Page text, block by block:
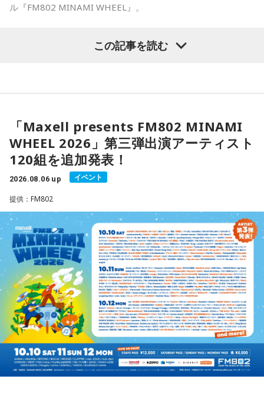
頑張ることが当たり前になっているなら、今日は少し力を抜
が見えてきます。今日は仕事を早めに切り上げて好きなこと
の大切なサイン。無理に答えを出さず、本音を大切にしてみ
て。夜は「本当はどうしたい？」と自分に問いかけてみまし
ょう。今日はスマホから離れて、好きな音楽や香りと一緒に
ゆっくり過ごしましょう。
今日は火星にバーテックスというポイントが重なる日。運命
に導かれ、新時代の生き方やお役目に気がついたり、直感が
降りてきたりするかも！ ぜひアドバイスを参考に行動してみ
てくださいね。
■監修者プロフィール：月野さやか（つきの・さやか）
東京・池袋占い館セレーネ所属。元野村證券トップセールス
という異色の経歴を持つ占星術師。自身の人生の転機をきっ
かけにホロスコープと出会い、星よみによる人生プロデュー
スの道へ。著書『山芋シンデレラ』。経営者から個人まで幅
広くサポートしている。
Webサイト：https://selene-uranai.com/
YouTube：https://www.youtube.com/@ataru-uranai
◆多彩な楽曲が描き出す、旅のようなアルバム体験
ティングが印象的なタイトル曲「SO-DAYONE !」、スリリン
ます。
シティポップを想起させるサウンドや、メロディアスなミデ
ィアムナンバー、テクニカルかつファンキーなプレイまで、
多彩な音楽性を凝縮。それぞれの楽曲から異なる風景や物語
させます。楽曲ごとの表情を楽しむだけでなく、アルバムを
通して聴くことで生まれる深い没入感も、本作の大きな魅力
のひとつ。
ブックレットには、メンバー3人がそれぞれの視点から楽曲や
制作背景を語るセルフライナーノーツに加え、今回のレコー
ディングで使用した楽器の解説を写真とともに掲載。演奏に
込められた思いや、サウンドを形作った楽器の特徴を知りな
がらアルバムを聴くことで、楽曲の細部や各メンバーのプレ
イに新たな発見が生まれ、作品をより深く味わうことができ
るでしょう。
J-Fusionの魅力を現代に響かせるとともに、進化を続けるかつ
しかトリオの現在地と新たな可能性を示す1枚がここに完成し
ル『FM802 MINAMI WHEEL』。
として、10月10日（土）、11日（日）、12日（月・祝）の3
みの257組を加えた総勢377組の出演日も発表しました。
また3DAYS PASS／1DAY PASSのオフィシャル三次先行も受付
中！いち早くチケットをゲットしてください！
1999年のスタート以来、大阪・ミナミエリアのライブハウス
を舞台に開催し、今年で28回目を迎えます。
今年も関西の学生アーティストを対象としたオーディション
「MINAMI WHEEL -New Age-」を実施。
8月18日（火）に心斎橋BIGCATにて実演最終審査を開催し、
この審査を勝ち抜いたアーティストが『Maxell presents
FM802 MINAMI WHEEL 2026』への出演権を獲得します。
また、MINAMI WHEEL 2026公式アプリもリリース！アーテ
ィストラインナップから観たいアーティストを登録してマイ
この記事を読む
「Maxell presents FM802 MINAMI
WHEEL 2026」第三弾出演アーティスト
120組を追加発表！
2026.08.06 up イベント
提供：FM802